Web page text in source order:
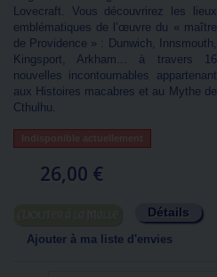
Lovecraft. Vous découvrirez les lieux
emblématiques de l’œuvre du « maître
de Providence » : Dunwich, Innsmouth,
Kingsport, Arkham... à travers 16
nouvelles incontournables appartenant
aux Histoires macabres et au Mythe de
Cthulhu.
Indisponible actuellement
26,00 €
Détails
Ajouter à ma liste d'envies